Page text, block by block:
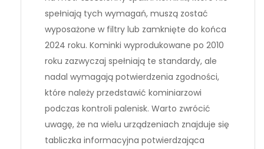
spełniają tych wymagań, muszą zostać
wyposażone w filtry lub zamknięte do końca
2024 roku. Kominki wyprodukowane po 2010
roku zazwyczaj spełniają te standardy, ale
nadal wymagają potwierdzenia zgodności,
które należy przedstawić kominiarzowi
podczas kontroli palenisk. Warto zwrócić
uwagę, że na wielu urządzeniach znajduje się
tabliczka informacyjna potwierdzająca